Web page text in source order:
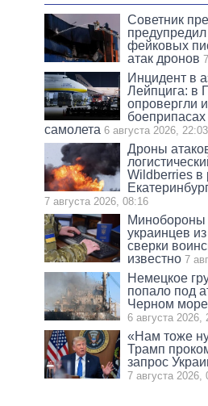
Советник
фейковых
атак дронов
Инцидент в
Лейпцига: в
опровергли
самолета 6 августа 2026, 22:03
Дроны
Wildberries в
7 августа 2026, 08:16
Минобороны
украинцев
сверки
известно 7
Немецкое
попало под
Черном
6 августа 2026,
«Нам тоже
Трамп
запрос
7 августа 2026,